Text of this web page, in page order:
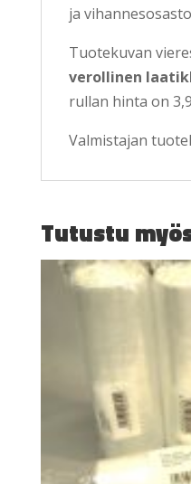
ja
Tuotekuvan
verollinen
rullan hinta on
Valmistajan
Tutustu